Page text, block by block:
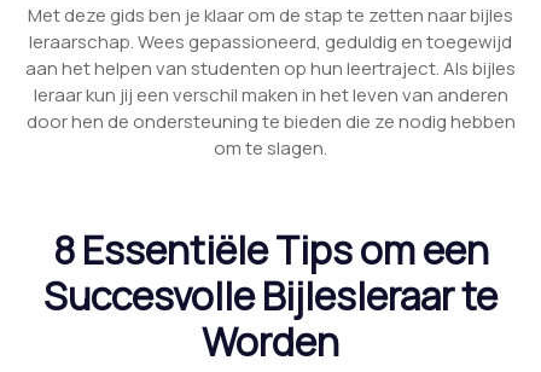
Met deze gids ben je klaar om de stap te zetten naar bijles
leraarschap. Wees gepassioneerd, geduldig en toegewijd
aan het helpen van studenten op hun leertraject. Als bijles
leraar kun jij een verschil maken in het leven van anderen
door hen de ondersteuning te bieden die ze nodig hebben
om te slagen.
8 Essentiële Tips om een
Succesvolle Bijlesleraar te
Worden